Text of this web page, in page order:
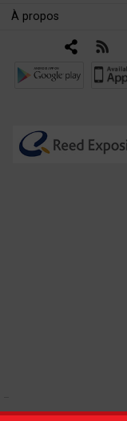
À propos